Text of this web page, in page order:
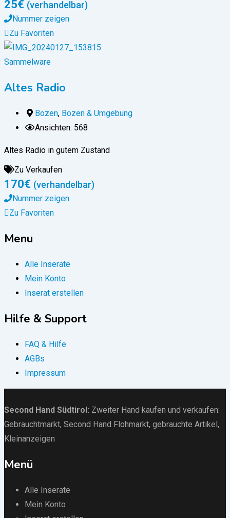
25€ (verhandelbar)
Nummer zeigen
Zu Favoriten
Sammelware
Altes Radio
Bozen, Bozen & Umgebung
Ansichten: 568
Altes Radio in gutem Zustand
Zu Verkaufen
170€ (verhandelbar)
Nummer zeigen
Zu Favoriten
Menu
Alle Inserate
Mein Konto
Inserat erstellen
Hilfe & Support
FAQ & Hilfe
AGBs
Impressum
Second Hand Südtirol : Zweiter Hand kaufen und verkaufen:
Gebrauchtmarkt, Second Hand Flohmarkt, gebrauchte Artikel ,
Kleinanzeigen
Menü
Alle Inserate
Mein Konto